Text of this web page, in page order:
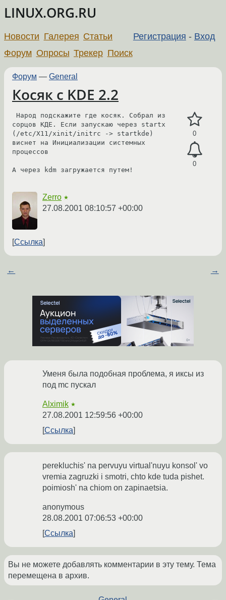
LINUX.ORG.RU
Регистрация - Вход
Новости Галерея Статьи
Форум Опросы Трекер Поиск
Форум — General
Косяк с KDE 2.2
0
0
сорцов КДЕ. Если запускаю через startx
(/etc/X11/xinit/initrc -> startkde)
виснет на Инициализации системных
процессов
А через kdm загружается путем!
Zerro ★
27.08.2001 08:10:57 +00:00
Ссылка
← →
Уменя была подобная проблема, я иксы из
под mc пускал
Alximik ★
27.08.2001 12:59:56 +00:00
Ссылка
perekluchis' na pervuyu virtual'nuyu konsol' vo
vremia zagruzki i smotri, chto kde tuda pishet.
poimiosh' na chiom on zapinaetsia.
anonymous
28.08.2001 07:06:53 +00:00
Ссылка
Вы не можете добавлять комментарии в эту тему. Тема
перемещена в архив.